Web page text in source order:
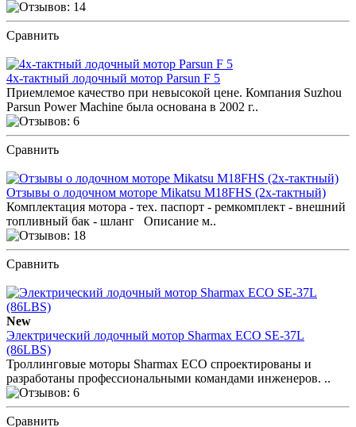
Сравнить
4х-тактный лодочный мотор Parsun F 5
Приемлемое качество при невысокой цене. Компания Suzhou
Parsun Power Machine была основана в 2002 г..
Сравнить
Отзывы о лодочном моторе Mikatsu M18FHS (2х-тактный)
Комплектация мотора - тех. паспорт - ремкомплект - внешний
топливный бак - шланг Описание м..
Сравнить
New
Электрический лодочный мотор Sharmax ECO SE-37L
(86LBS)
Троллинговые моторы Sharmax ECO спроектированы и
разработаны профессиональными командами инженеров. ..
Сравнить